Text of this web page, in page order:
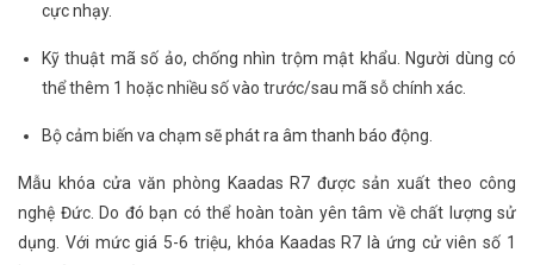
cực nhạy.
Kỹ thuật mã số ảo, chống nhìn trộm mật khẩu. Người dùng có
thể thêm 1 hoặc nhiều số vào trước/sau mã sỗ chính xác.
Bộ cảm biến va chạm sẽ phát ra âm thanh báo động.
Mẫu khóa cửa văn phòng Kaadas R7 được sản xuất theo công
nghệ Đức. Do đó bạn có thể hoàn toàn yên tâm về chất lượng sử
dụng. Với mức giá 5-6 triệu, khóa Kaadas R7 là ứng cử viên số 1